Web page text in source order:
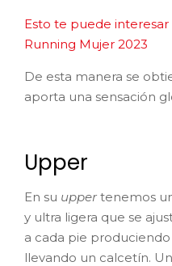
Esto te puede interesar
Running Mujer 2023
De esta manera se
aporta una sensación
Upper
En su upper tenemos
y ultra ligera que se
a cada pie
llevando un calcetín. Un